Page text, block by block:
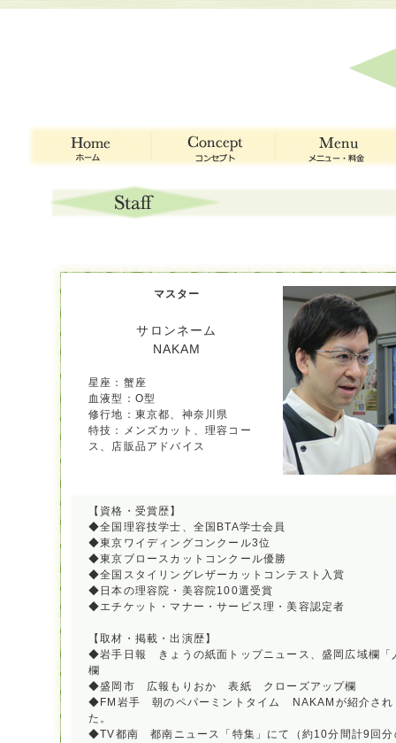
マスター
サロンネーム
NAKAM
星座：蟹座
血液型：O型
修行地：東京都、神奈川県
特技：メンズカット、理容コー
ス、店販品アドバイス
【資格・受賞歴】
◆全国理容技学士、全国BTA学士会員
◆東京ワイディングコンクール3位
◆東京ブロースカットコンクール優勝
◆全国スタイリングレザーカットコンテスト入賞
◆日本の理容院・美容院100選受賞
◆エチケット・マナー・サービス理・美容認定者
【取材・掲載・出演歴】
◆岩手日報 きょうの紙面トップニュース、盛岡広域欄「
欄
◆盛岡市 広報もりおか 表紙 クローズアップ欄
◆FM岩手 朝のペパーミントタイム NAKAMが紹介され
た。
◆TV都南 都南ニュース「特集」にて（約10分間計9回分